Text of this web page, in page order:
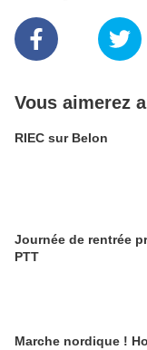
Vous aimerez
RIEC sur Belon
Journée de rentrée
PTT